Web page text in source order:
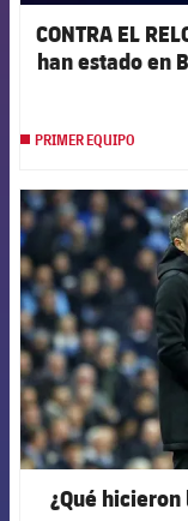
CONTRA EL
han estado en
PRIMER EQUIPO
¿Qué